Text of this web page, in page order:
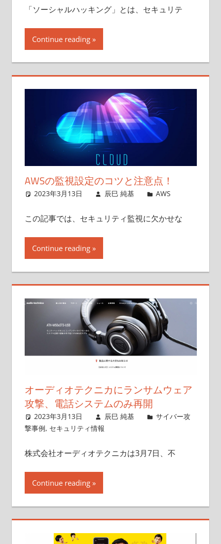
「ソーシャルハッキング」とは、セキュリテ
Continue reading
AWSの監視設定のコツと注意点！
2023年3月13日 辰巳 純基 AWS
この記事では、セキュリティ監視に欠かせな
Continue reading
オーディオテクニカにランサムウェア
攻撃、電話システムのみ再開
2023年3月13日 辰巳 純基
サイバー攻
撃事例, セキュリティ情報
株式会社オーディオテクニカは3月7日、不
Continue reading